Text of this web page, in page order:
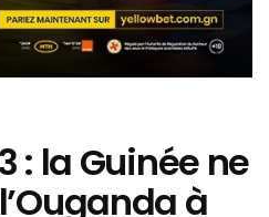
: la Guinée ne
à